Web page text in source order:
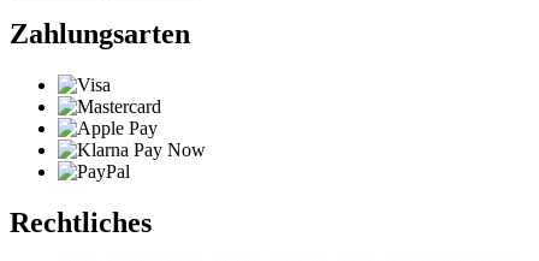
Zahlungsarten
Rechtliches